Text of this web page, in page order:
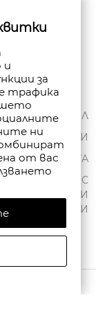
МОЯТ ПРОФИЛ
ПОРЪЧКИ
ЧАНТА
СПИСЪК С
ЖЕЛАНИ
ПРОДУКТИ
и
за
трафика
ни
от вас